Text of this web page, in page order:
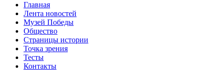
Главная
Лента новостей
Музей Победы
Общество
Страницы истории
Точка зрения
Тесты
Контакты